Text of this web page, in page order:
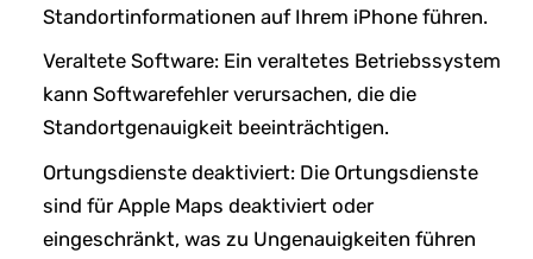
Standortinformationen auf Ihrem iPhone führen.
Veraltete Software: Ein veraltetes Betriebssystem
kann Softwarefehler verursachen, die die
Standortgenauigkeit beeinträchtigen.
Ortungsdienste deaktiviert: Die Ortungsdienste
sind für Apple Maps deaktiviert oder
eingeschränkt, was zu Ungenauigkeiten führen